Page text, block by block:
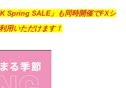
Spring SALE」も同時開催でFXシ
用いただけます！